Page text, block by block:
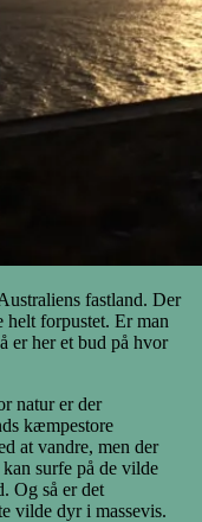
fastland. Der
helt forpustet. Er man
er her et bud på hvor
natur er der
kæmpestore
at vandre, men der
surfe på de vilde
Og så er det
vilde dyr i massevis.